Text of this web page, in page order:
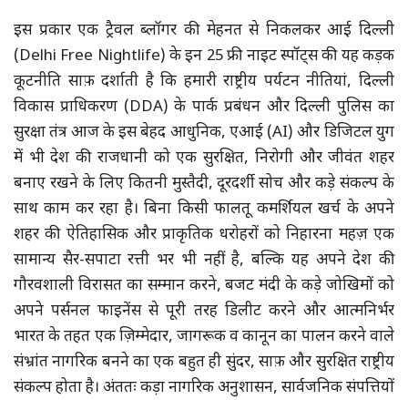
इस प्रकार एक ट्रैवल ब्लॉगर की मेहनत से निकलकर आई दिल्ली
(Delhi Free Nightlife) के इन 25 फ्री नाइट स्पॉट्स की यह कड़क
कूटनीति साफ़ दर्शाती है कि हमारी राष्ट्रीय पर्यटन नीतियां, दिल्ली
विकास प्राधिकरण (DDA) के पार्क प्रबंधन और दिल्ली पुलिस का
सुरक्षा तंत्र आज के इस बेहद आधुनिक, एआई (AI) और डिजिटल युग
में भी देश की राजधानी को एक सुरक्षित, निरोगी और जीवंत शहर
बनाए रखने के लिए कितनी मुस्तैदी, दूरदर्शी सोच और कड़े संकल्प के
साथ काम कर रहा है। बिना किसी फालतू कमर्शियल खर्च के अपने
शहर की ऐतिहासिक और प्राकृतिक धरोहरों को निहारना महज़ एक
सामान्य सैर-सपाटा रत्ती भर भी नहीं है, बल्कि यह अपने देश की
गौरवशाली विरासत का सम्मान करने, बजट मंदी के कड़े जोखिमों को
अपने पर्सनल फाइनेंस से पूरी तरह डिलीट करने और आत्मनिर्भर
भारत के तहत एक ज़िम्मेदार, जागरूक व कानून का पालन करने वाले
संभ्रांत नागरिक बनने का एक बहुत ही सुंदर, साफ़ और सुरक्षित राष्ट्रीय
संकल्प होता है। अंततः कड़ा नागरिक अनुशासन, सार्वजनिक संपत्तियों